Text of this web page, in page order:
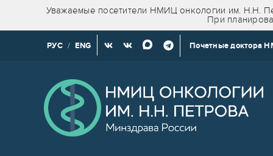
Уважаемые посетители НМИЦ онкологии им. Н.Н.
При
РУС / ENG Почетные доктора